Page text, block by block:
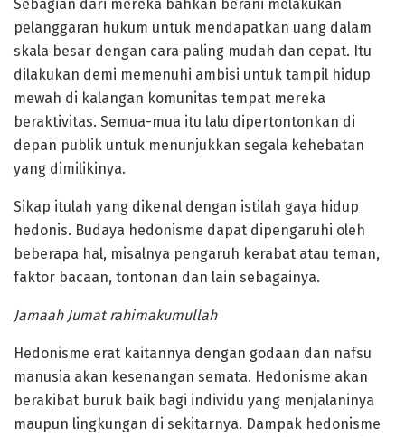
Sebagian dari mereka bahkan berani melakukan
pelanggaran hukum untuk mendapatkan uang dalam
skala besar dengan cara paling mudah dan cepat. Itu
dilakukan demi memenuhi ambisi untuk tampil hidup
mewah di kalangan komunitas tempat mereka
beraktivitas. Semua-mua itu lalu dipertontonkan di
depan publik untuk menunjukkan segala kehebatan
yang dimilikinya.
Sikap itulah yang dikenal dengan istilah gaya hidup
hedonis. Budaya hedonisme dapat dipengaruhi oleh
beberapa hal, misalnya pengaruh kerabat atau teman,
faktor bacaan, tontonan dan lain sebagainya.
Jamaah Jumat rahimakumullah
Hedonisme erat kaitannya dengan godaan dan nafsu
manusia akan kesenangan semata. Hedonisme akan
berakibat buruk baik bagi individu yang menjalaninya
maupun lingkungan di sekitarnya. Dampak hedonisme